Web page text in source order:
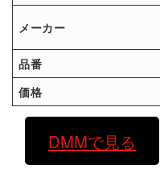
メーカー
品番
価格
DMMで見る